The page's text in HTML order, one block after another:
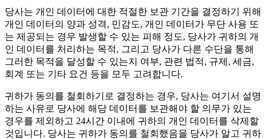
당사는 개인 데이터에 대한 적절한 보관 기간을 결정하기 위해
개인 데이터의 양과 성격, 민감도, 개인 데이터가 무단 사용 또
는 제공되는 경우 발생할 수 있는 피해 정도, 당사가 귀하의 개
인 데이터를 처리하는 목적, 그리고 당사가 다른 수단을 통해
그러한 목적을 달성할 수 있는지 여부, 관련 법적, 규제, 세금,
회계 또는 기타 요건 등을 모두 고려합니다.
귀하가 동의를 철회하기로 결정하는 경우, 당사는 여기서 설명
하는 사유로 당사에 해당 데이터를 보관해야 할 의무가 있는
경우를 제외하고 24시간 이내에 귀하의 개인 데이터를 삭제할
것입니다. 당사는 귀하가 동의를 철회했음을 당사가 알고 귀하